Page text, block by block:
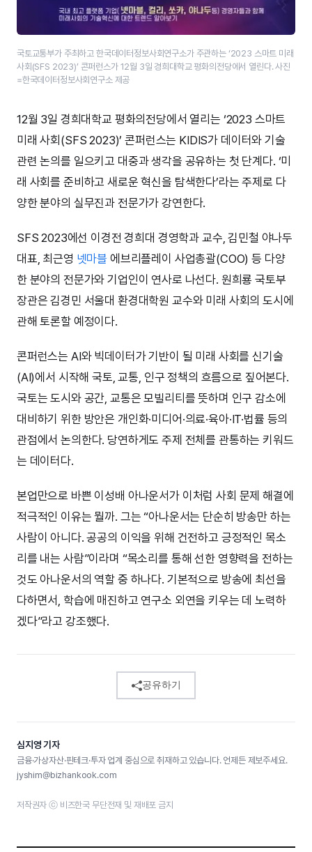
국토교통부가 주최하고 한국데이터정보사회연구소가 주관하는 ‘2023 스마트 미래
사회(SFS 2023)’ 콘퍼런스가 12월 3일 경희대학교 평화의전당에서 열린다. 사진
=한국데이터정보사회연구소 제공
12월 3일 경희대학교 평화의전당에서 열리는 ‘2023 스마트
미래 사회(SFS 2023)’ 콘퍼런스는 KIDIS가 데이터와 기술
관련 논의를 일으키고 대중과 생각을 공유하는 첫 단계다. ‘미
래 사회를 준비하고 새로운 혁신을 탐색한다’라는 주제로 다
양한 분야의 실무진과 전문가가 강연한다.
SFS 2023에선 이경전 경희대 경영학과 교수, 김민철 야나두
대표, 최근영 넷마블 에브리플레이 사업총괄(COO) 등 다양
한 분야의 전문가와 기업인이 연사로 나선다. 원희룡 국토부
장관은 김경민 서울대 환경대학원 교수와 미래 사회의 도시에
관해 토론할 예정이다.
콘퍼런스는 AI와 빅데이터가 기반이 될 미래 사회를 신기술
(AI)에서 시작해 국토, 교통, 인구 정책의 흐름으로 짚어본다.
국토는 도시와 공간, 교통은 모빌리티를 뜻하며 인구 감소에
대비하기 위한 방안은 개인화·미디어·의료·육아·IT·법률 등의
관점에서 논의한다. 당연하게도 주제 전체를 관통하는 키워드
는 데이터다.
본업만으로 바쁜 이성배 아나운서가 이처럼 사회 문제 해결에
적극적인 이유는 뭘까. 그는 “아나운서는 단순히 방송만 하는
사람이 아니다. 공공의 이익을 위해 건전하고 긍정적인 목소
리를 내는 사람”이라며 “목소리를 통해 선한 영향력을 전하는
것도 아나운서의 역할 중 하나다. 기본적으로 방송에 최선을
다하면서, 학습에 매진하고 연구소 외연을 키우는 데 노력하
겠다”라고 강조했다.
공유하기
심지영 기자
금융·가상자산·핀테크·투자 업계 중심으로 취재하고 있습니다. 언제든 제보주세요.
jyshim@bizhankook.com
저작권자 ⓒ 비즈한국 무단전재 및 재배포 금지